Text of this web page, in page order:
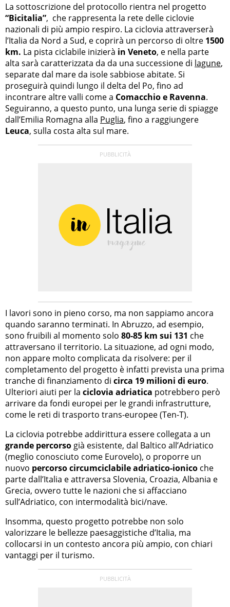
La sottoscrizione del protocollo rientra nel progetto
“Bicitalia”, che rappresenta la rete delle ciclovie
nazionali di più ampio respiro. La ciclovia attraverserà
l’Italia da Nord a Sud, e coprirà un percorso di oltre 1500
km. La pista ciclabile inizierà in Veneto, e nella parte
alta sarà caratterizzata da da una successione di lagune,
separate dal mare da isole sabbiose abitate. Si
proseguirà quindi lungo il delta del Po, fino ad
incontrare altre valli come a Comacchio e Ravenna.
Seguiranno, a questo punto, una lunga serie di spiagge
dall’Emilia Romagna alla Puglia, fino a raggiungere
Leuca, sulla costa alta sul mare.
I lavori sono in pieno corso, ma non sappiamo ancora
quando saranno terminati. In Abruzzo, ad esempio,
sono fruibili al momento solo 80-85 km sui 131 che
attraversano il territorio. La situazione, ad ogni modo,
non appare molto complicata da risolvere: per il
completamento del progetto è infatti prevista una prima
tranche di finanziamento di circa 19 milioni di euro.
Ulteriori aiuti per la ciclovia adriatica potrebbero però
arrivare da fondi europei per le grandi infrastrutture,
come le reti di trasporto trans-europee (Ten-T).
La ciclovia potrebbe addirittura essere collegata a un
grande percorso già esistente, dal Baltico all’Adriatico
(meglio conosciuto come Eurovelo), o proporre un
nuovo percorso circumciclabile adriatico-ionico che
parte dall’Italia e attraversa Slovenia, Croazia, Albania e
Grecia, ovvero tutte le nazioni che si affacciano
sull’Adriatico, con intermodalità bici/nave.
Insomma, questo progetto potrebbe non solo
valorizzare le bellezze paesaggistiche d’Italia, ma
collocarsi in un contesto ancora più ampio, con chiari
vantaggi per il turismo.